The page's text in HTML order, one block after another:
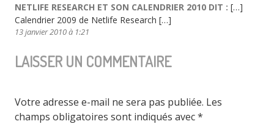
NETLIFE RESEARCH ET SON CALENDRIER 2010 DIT : […]
Calendrier 2009 de Netlife Research […]
13 janvier 2010 à 1:21
LAISSER UN COMMENTAIRE
Votre adresse e-mail ne sera pas publiée. Les
champs obligatoires sont indiqués avec*